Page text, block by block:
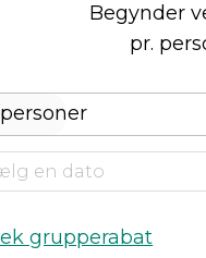
Begynder
pr.
personer
grupperabat